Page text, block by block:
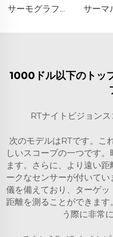
サーモグラフィ E384
1000ドル以下のトッ
RTナイトビジョンス
次のモデルはRTです。こ
しいスコープの一つです
ます。さらに、より遠い
ークなセンサーが付いて
儀を備えており、ターゲ
距離を測ることができま
う際に非常